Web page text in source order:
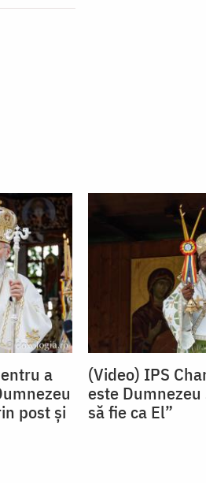
a
post și
(Video) IPS
este
să fie ca El”